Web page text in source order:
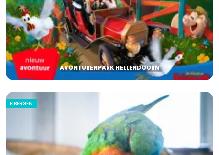
AVONTURENPARK HELLENDOORN
EIBERGEN